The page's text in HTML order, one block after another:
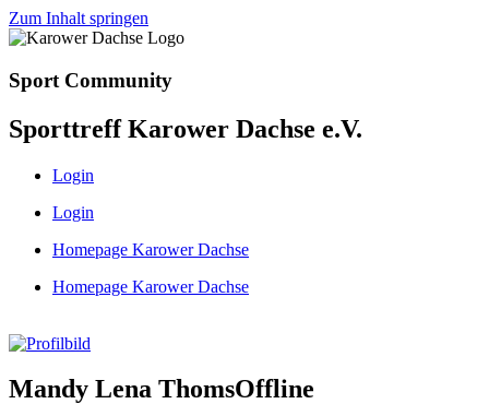
Zum Inhalt springen
Sport Community
Sporttreff Karower Dachse e.V.
Login
Login
Homepage Karower Dachse
Homepage Karower Dachse
Mandy Lena ThomsOffline